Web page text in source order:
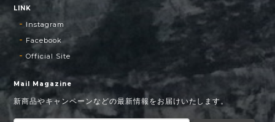
LINK
Instagram
Facebook
Official Site
Mail Magazine
新商品やキャンペーンなどの最新情報をお届けいたします。